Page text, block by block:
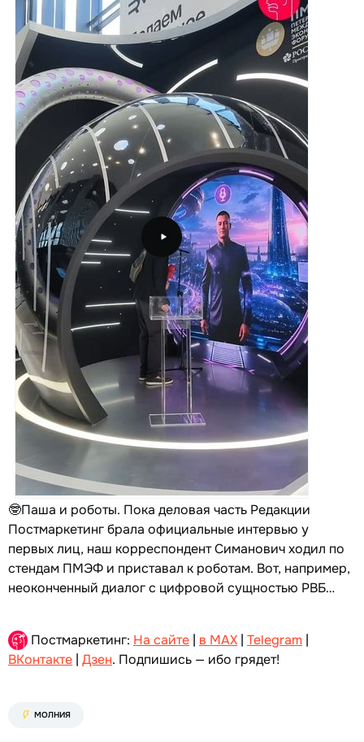
🤓Паша и роботы. Пока деловая часть Редакции
Постмаркетинг брала официальные интервью у
первых лиц, наш корреспондент Симанович ходил по
стендам ПМЭФ и приставал к роботам. Вот, например,
неоконченный диалог с цифровой сущностью РВБ…
Постмаркетинг: На сайте | в MAX | Telegram |
ВКонтакте | Дзен. Подпишись — ибо грядет!
МОЛНИЯ